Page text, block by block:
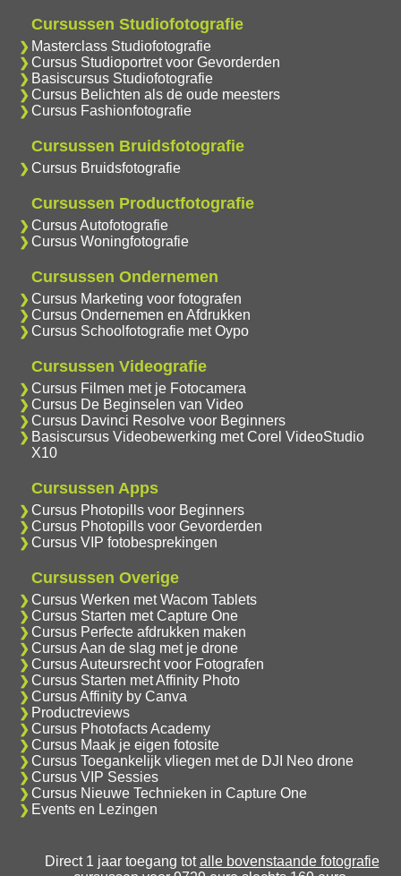
Cursussen Studiofotografie
Masterclass Studiofotografie
Cursus Studioportret voor Gevorderden
Basiscursus Studiofotografie
Cursus Belichten als de oude meesters
Cursus Fashionfotografie
Cursussen Bruidsfotografie
Cursus Bruidsfotografie
Cursussen Productfotografie
Cursus Autofotografie
Cursus Woningfotografie
Cursussen Ondernemen
Cursus Marketing voor fotografen
Cursus Ondernemen en Afdrukken
Cursus Schoolfotografie met Oypo
Cursussen Videografie
Cursus Filmen met je Fotocamera
Cursus De Beginselen van Video
Cursus Davinci Resolve voor Beginners
Basiscursus Videobewerking met Corel VideoStudio
X10
Cursussen Apps
Cursus Photopills voor Beginners
Cursus Photopills voor Gevorderden
Cursus VIP fotobesprekingen
Cursussen Overige
Cursus Werken met Wacom Tablets
Cursus Starten met Capture One
Cursus Perfecte afdrukken maken
Cursus Aan de slag met je drone
Cursus Auteursrecht voor Fotografen
Cursus Starten met Affinity Photo
Cursus Affinity by Canva
Productreviews
Cursus Photofacts Academy
Cursus Maak je eigen fotosite
Cursus Toegankelijk vliegen met de DJI Neo drone
Cursus VIP Sessies
Cursus Nieuwe Technieken in Capture One
Events en Lezingen
Direct 1 jaar toegang totalle bovenstaande fotografie